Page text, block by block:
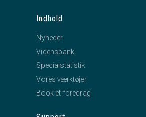
Indhold
Nyheder
Vidensbank
Specialstatistik
Vores værktøjer
Book et foredrag